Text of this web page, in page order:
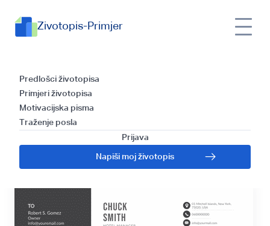
Zivotopis-Primjer
Predlošci životopisa
Primjeri životopisa
Motivacijska pisma
Traženje posla
Prijava
Napiši moj životopis
Predlošci za pisanje
propratnog pisma i
vodič za učitelje